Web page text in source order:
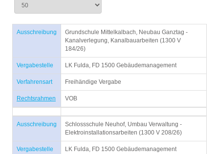
Ausschreibung
Grundschule Mittelkalbach, Neubau Ganztag -
Kanalverlegung, Kanalbauarbeiten (1300 V
184/26)
Vergabestelle LK Fulda, FD 1500 Gebäudemanagement
Verfahrensart Freihändige Vergabe
Rechtsrahmen VOB
Ausschreibung
Schlossschule Neuhof, Umbau Verwaltung -
Elektroinstallationsarbeiten (1300 V 208/26)
Vergabestelle LK Fulda, FD 1500 Gebäudemanagement